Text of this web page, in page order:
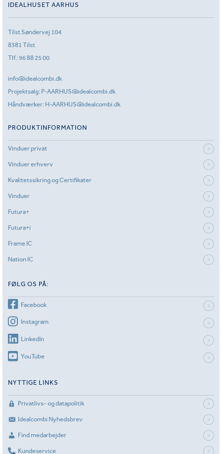
IDEALHUSET AARHUS
Tilst Søndervej 104
8381 Tilst
Tlf.:96 88 25 00
info@idealcombi.dk
Projektsalg: P-AARHUS@idealcombi.dk
Håndværker: H-AARHUS@idealcombi.dk
PRODUKTINFORMATION
Vinduer privat
Vinduer erhverv
Kvalitetssikring og Certifikater
Vinduer
Futura+
Futura+i
Frame IC
Nation IC
FØLG OS PÅ:
Facebook
Instagram
LinkedIn
YouTube
NYTTIGE LINKS
Privatlivs- og datapolitik
Idealcombi Nyhedsbrev
Find medarbejder
Kundeservice